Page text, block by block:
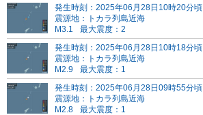
発生時刻：2025年06月28日10時20分頃
震源地：トカラ列島近海
M3.1
最大震度：2
発生時刻：2025年06月28日10時18分頃
震源地：トカラ列島近海
M2.9
最大震度：1
発生時刻：2025年06月28日09時55分頃
震源地：トカラ列島近海
M2.8
最大震度：1